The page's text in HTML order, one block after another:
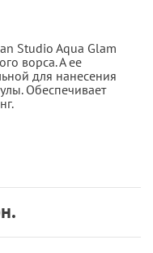
Studio Aqua Glam
ворса. А ее
для нанесения
Обеспечивает